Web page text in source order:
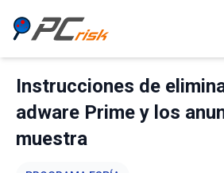
Instrucciones de
adware Prime y los
muestra